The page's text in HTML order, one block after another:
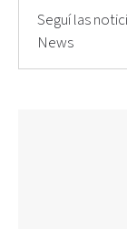
Seguí las
News